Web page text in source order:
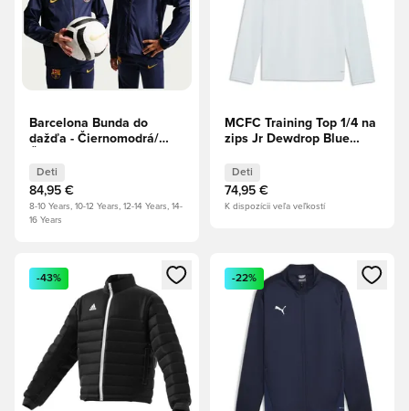
Barcelona Bunda do
dažďa - Čiernomodrá/
Deti
Deti
84,95 €
8-10 Years, 10-12 Years, 12-14 Years, 14-
16 Years
MCFC Training Top 1/4 na
zips Jr Dewdrop Blue
Deti
74,95 €
K dispozícii veľa veľkostí
Otvorí modál na prihlásenie alebo registráciu ako člen
-43%
Otvorí modál na prihlásenie
-22%